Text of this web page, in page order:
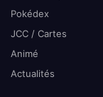
Pokédex
JCC / Cartes
Animé
Actualités